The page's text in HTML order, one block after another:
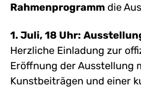
Rahmenprogramm die
1. Juli, 18 Uhr:
Herzliche Einladung zur
Eröffnung der Ausstellung
Kunstbeiträgen und einer